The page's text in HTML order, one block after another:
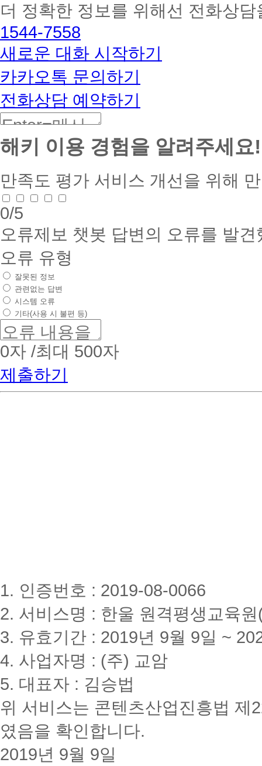
토
커
BETA
더 정확한 정보를 위해선 전화상
1544-7558
새로운 대화 시작하기
카카오톡 문의하기
전화상담 예약하기
해키 이용 경험을 알려주세요!
만족도 평가 서비스 개선을 위해
0/5
오류제보 챗봇 답변의 오류를 발
오류 유형
잘못된 정보
관련없는 답변
시스템 오류
기타(사용 시 불편 등)
0자 /최대 500자
제출하기
1. 인증번호 : 2019-08-0066
2. 서비스명 : 한울 원격평생교육
3. 유효기간 : 2019년 9월 9일 ~
4. 사업자명 : (주) 교암
5. 대표자 : 김승법
위 서비스는 콘텐츠산업진흥법 제
였음을 확인합니다.
2019년 9월 9일